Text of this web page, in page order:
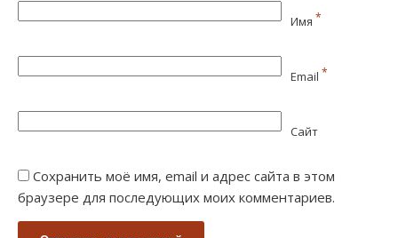
Имя *
Email *
Сайт
Сохранить моё имя, email и адрес сайта в этом
браузере для последующих моих комментариев.